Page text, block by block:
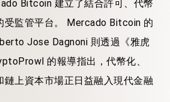
Bitcoin 建立了結合許可、代幣
受監管平台。 Mercado Bitcoin 的
Jose Dagnoni 則透過《雅虎
的報導指出，代幣化、
鏈上資本市場正日益融入現代金融